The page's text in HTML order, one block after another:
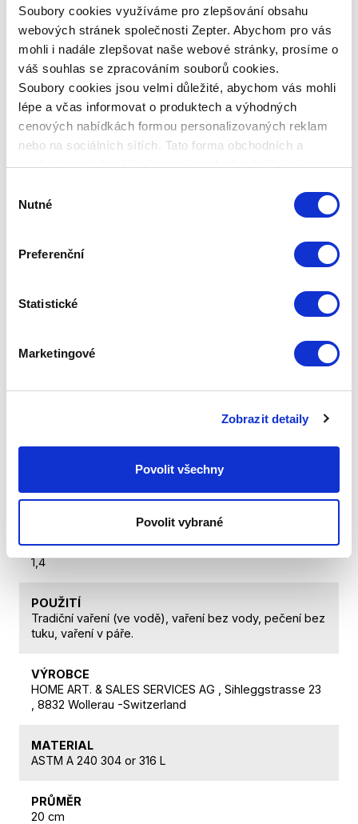
Soubory cookies využíváme pro zlepšování obsahu
webových stránek společnosti Zepter. Abychom pro vás
mohli i nadále zlepšovat naše webové stránky, prosíme o
váš souhlas se zpracováním souborů cookies.
Soubory cookies jsou velmi důležité, abychom vás mohli
lépe a včas informovat o produktech a výhodných
cenových nabídkách formou personalizovaných reklam
nebo na sociálních sítích. Tato forma obchodních a
marketingových sdělení pro vás nebude obtěžující.
souhlasu
Nutné
Preferenční
Statistické
Marketingové
Zobrazit detaily
Povolit všechny
Povolit vybrané
KÓD PRODUKTU
Z-420-20
NÁZEV PRODUKTU
ZEPTER SYNCRO-CLIK, tlaková poklice, průměr 20 cm
všech výrobků, vyrobených z vysoce kvalitního kovu
Zepter, v případě vadného materiálu nebo výrobní
kov 316L a 304. Na digitální a analogový Zepter
termokontrol se rovněž vztahuje 24měsíční záruka.
nádobí ani na horké povrchy, nevystavujte ho
vysokým teplotám. Na plastové části se vztahuje
nevystavujte vysokým teplotám. Zepter poskytuje
záruku na pozlacené části všech svých výrobků. Tato
vzniklé při běžném používání, které nemají vliv na
nesprávným používáním výrobku. Pro uplatnění záruky
proto si doklad pečlivě uschovejte.
HMOTNOST CELKOVÁ
HMOSTNOST PRODUKTU
1,4
POUŽITÍ
Tradiční vaření (ve vodě), vaření bez vody, pečení bez
tuku, vaření v páře.
VÝROBCE
HOME ART. & SALES SERVICES AG , Sihleggstrasse 23
, 8832 Wollerau -Switzerland
MATERIAL
ASTM A 240 304 or 316 L
PRŮMĚR
20 cm